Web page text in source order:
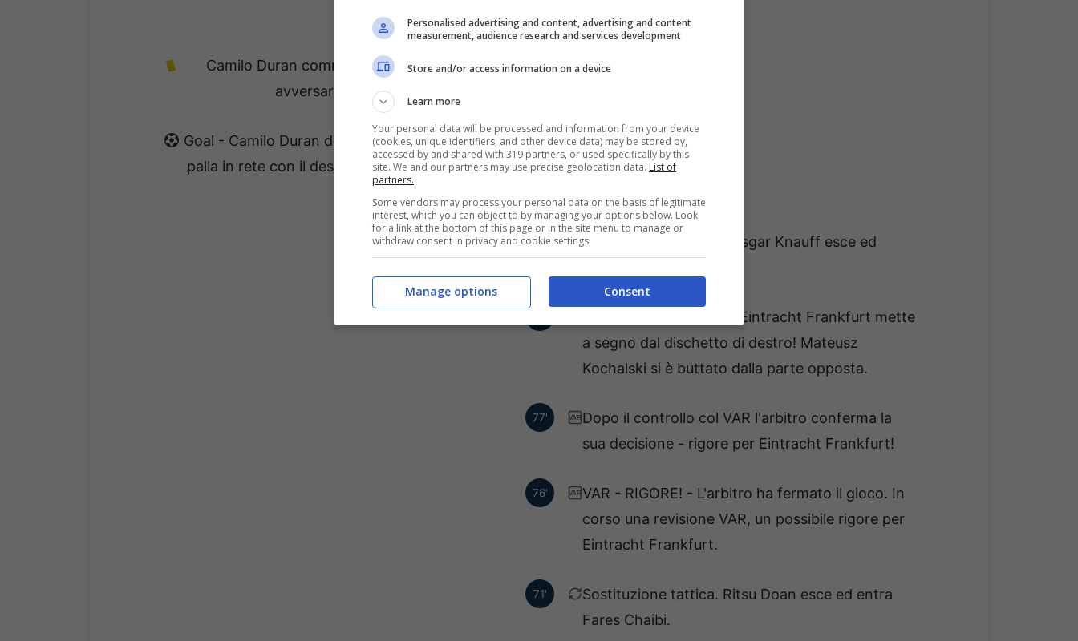
entra Oleksii Kashchuk.
83'
Camilo Duran commette un brutto fallo su un
avversario e l'arbitro lo ammonisce
80'
Goal - Camilo Duran del Qarabag FK appoggia la
palla in rete con il destro! Conclusione facile per
79'
Sostituzione tattica. Ansgar Knauff esce ed
Goal - Fares Chaibi del Eintracht Frankfurt mette
a segno dal dischetto di destro! Mateusz
Kochalski si è buttato dalla parte opposta.
77' VAR Dopo il controllo col VAR l'arbitro conferma la
sua decisione - rigore per Eintracht Frankfurt!
76' VAR VAR - RIGORE! - L'arbitro ha fermato il gioco. In
corso una revisione VAR, un possibile rigore per
Eintracht Frankfurt.
71'
Sostituzione tattica. Ritsu Doan esce ed entra
Fares Chaibi.
Personalised advertising and content, advertising and content
measurement, audience research and services development
Store and/or access information on a device
Learn more
Your personal data will be processed and information from your device
(cookies, unique identifiers, and other device data) may be stored by,
accessed by and shared with 319 partners, or used specifically by this
site. We and our partners may use precise geolocation data. List of
partners.
Some vendors may process your personal data on the basis of legitimate
interest, which you can object to by managing your options below. Look
for a link at the bottom of this page or in the site menu to manage or
withdraw consent in privacy and cookie settings.
Consent
Manage options